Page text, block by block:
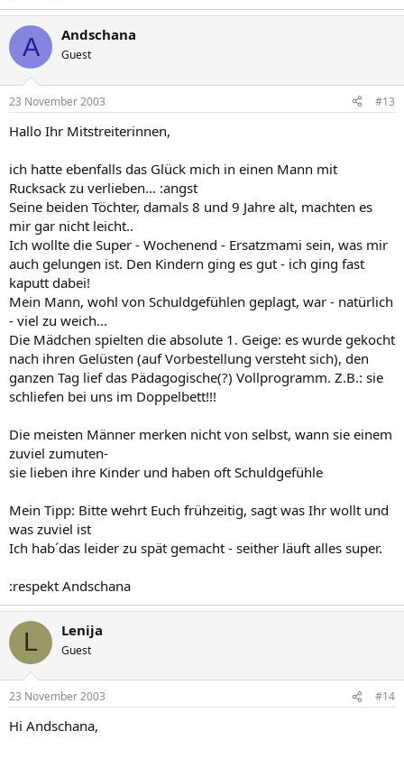
A Andschana
Guest
23 November 2003 #13
Hallo Ihr Mitstreiterinnen,
ich hatte ebenfalls das Glück mich in einen Mann mit
Rucksack zu verlieben... :angst
Seine beiden Töchter, damals 8 und 9 Jahre alt, machten es
mir gar nicht leicht..
Ich wollte die Super - Wochenend - Ersatzmami sein, was mir
auch gelungen ist. Den Kindern ging es gut - ich ging fast
kaputt dabei!
Mein Mann, wohl von Schuldgefühlen geplagt, war - natürlich
- viel zu weich...
Die Mädchen spielten die absolute 1. Geige: es wurde gekocht
nach ihren Gelüsten (auf Vorbestellung versteht sich), den
ganzen Tag lief das Pädagogische(?) Vollprogramm. Z.B.: sie
schliefen bei uns im Doppelbett!!!
Die meisten Männer merken nicht von selbst, wann sie einem
zuviel zumuten-
sie lieben ihre Kinder und haben oft Schuldgefühle
Mein Tipp: Bitte wehrt Euch frühzeitig, sagt was Ihr wollt und
was zuviel ist
Ich hab´das leider zu spät gemacht - seither läuft alles super.
:respekt Andschana
L Lenija
Guest
23 November 2003 #14
Hi Andschana,